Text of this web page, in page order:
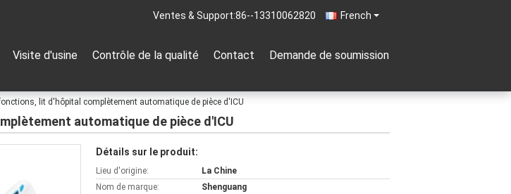
French
Ventes & Support:86--13310062820
Visite d'usine Contrôle de la qualité Contact Demande de soumission
lit d'hôpital complètement automatique de pièce d'ICU
automatique de pièce d'ICU
Détails sur le produit:
Lieu d'origine:
La Chine
Nom de marque:
Shenguang